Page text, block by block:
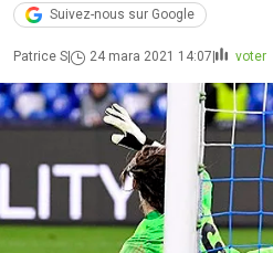
Suivez-nous sur Google
Patrice S 24 mara 2021 14:07 voter